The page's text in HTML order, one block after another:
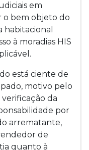
em
o bem objeto do
habitacional
à moradias HIS
está ciente de
motivo pelo
da
por
arrematante,
de
quanto à